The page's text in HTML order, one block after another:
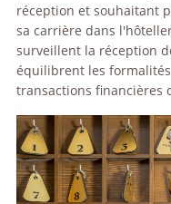
réception et souhaitant
sa carrière dans
surveillent la réception
équilibrent les
transactions financières